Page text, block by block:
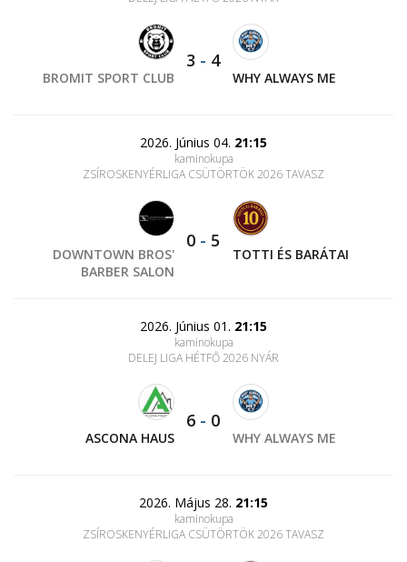
BROMIT SPORT CLUB
3 - 4
WHY ALWAYS ME
2026. Június 04. 21:15
kaminokupa
ZSÍROSKENYÉRLIGA CSÜTÖRTÖK 2026 TAVASZ
DOWNTOWN BROS'
BARBER SALON
0 - 5
TOTTI ÉS BARÁTAI
2026. Június 01. 21:15
kaminokupa
DELEJ LIGA HÉTFŐ 2026 NYÁR
ASCONA HAUS
6 - 0
WHY ALWAYS ME
2026. Május 28. 21:15
kaminokupa
ZSÍROSKENYÉRLIGA CSÜTÖRTÖK 2026 TAVASZ